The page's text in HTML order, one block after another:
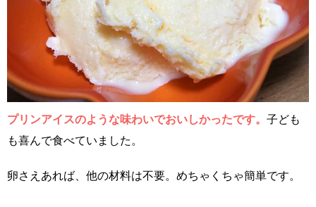
プリンアイスのような味わいでおいしかったです。 子ども
も喜んで食べていました。
卵さえあれば、他の材料は不要。めちゃくちゃ簡単です。